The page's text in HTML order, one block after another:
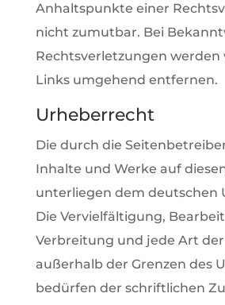
Anhaltspunkte einer
nicht zumutbar. Bei
Rechtsverletzungen werden
Links umgehend entfernen.
Urheberrecht
Die durch die
Inhalte und Werke auf
unterliegen dem deutschen
Die Vervielfältigung,
Verbreitung und jede Art
außerhalb der Grenzen des
bedürfen der schriftlichen